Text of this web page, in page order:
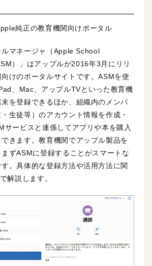
純正の教育機関向けポータル
ルマネージャ（Apple School
）」はアップルが2016年3月にリリ
けのポータルサイトです。ASMを使
、Mac、アップルTVといった教育機
を登録できるほか、組織内のメンバ
生徒等）のアカウント情報を作成・
サービスと連係してアプリや本を購入
きます。教育機関でアップル製品を
ずASMに登録することがスマートな
。具体的な登録方法や活用方法に関
解説します。